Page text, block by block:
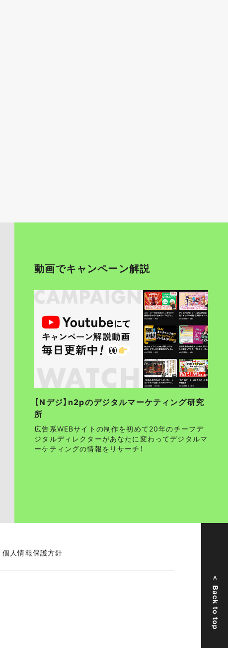
動画でキャンペーン解説
【Nデジ】n2pのデジタルマーケティング研究
所
広告系WEBサイトの制作を初めて20年のチーフデ
ジタルディレクターがあなたに変わってデジタルマ
ーケティングの情報をリサーチ！
個人情報保護方針